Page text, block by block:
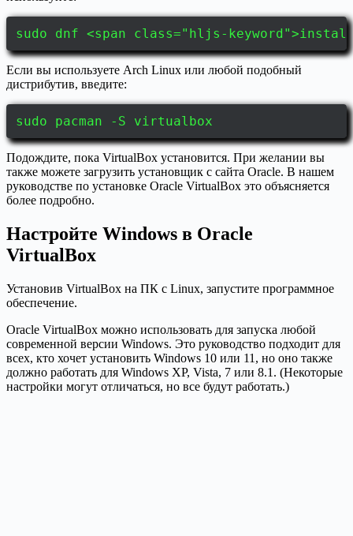
sudo dnf <span class="hljs-
Если вы используете Arch Linux или любой подобный
дистрибутив, введите:
sudo pacman -S virtualbox
Подождите, пока VirtualBox установится. При желании вы
также можете загрузить установщик с сайта Oracle. В нашем
руководстве по установке Oracle VirtualBox это объясняется
более подробно.
Настройте Windows в Oracle
VirtualBox
Установив VirtualBox на ПК с Linux, запустите программное
обеспечение.
Oracle VirtualBox можно использовать для запуска любой
современной версии Windows. Это руководство подходит для
всех, кто хочет установить Windows 10 или 11, но оно также
должно работать для Windows XP, Vista, 7 или 8.1. (Некоторые
настройки могут отличаться, но все будут работать.)